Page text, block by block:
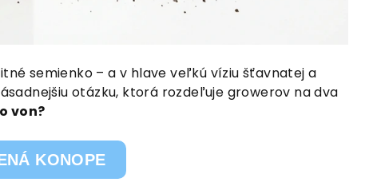
semienko – a v hlave veľkú víziu šťavnatej a
otázku, ktorá rozdeľuje growerov na dva
von?
KONOPE